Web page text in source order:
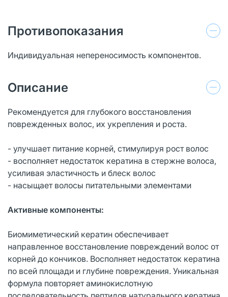
Противопоказания
Индивидуальная непереносимость компонентов.
Описание
Рекомендуется для глубокого восстановления
поврежденных волос, их укрепления и роста.
- улучшает питание корней, стимулируя рост волос
- восполняет недостаток кератина в стержне волоса,
усиливая эластичность и блеск волос
- насыщает волосы питательными элементами
Активные компоненты:
Биомиметический кератин обеспечивает
направленное восстановление повреждений волос от
корней до кончиков. Восполняет недостаток кератина
по всей площади и глубине повреждения. Уникальная
формула повторяет аминокислотную